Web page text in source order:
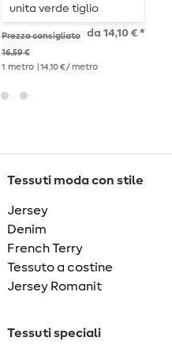
unita verde tiglio
finitura Tencel
Prezzo consigliato
16,59 €
da 14,10 € *
1 metro | 14,10 € / metro
Tessuti moda con stile
Jersey
Denim
French Terry
Tessuto a costine
Jersey Romanit
Tessuti speciali